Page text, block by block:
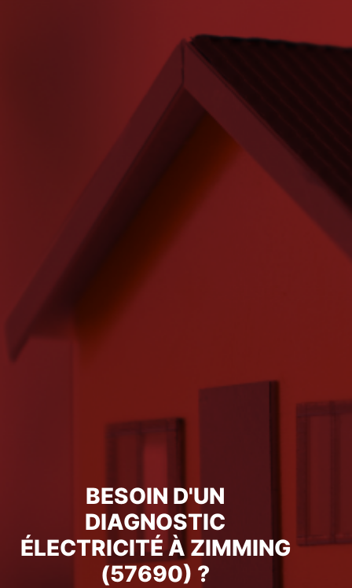
BESOIN D'UN
DIAGNOSTIC
ÉLECTRICITÉ À ZIMMING
(57690) ?